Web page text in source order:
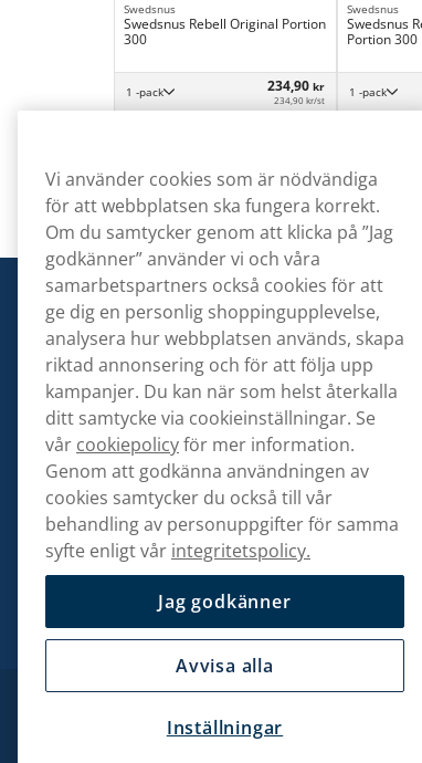
Swedsnus
Swedsnus Rebell Original Portion
300
1 -pack 234,90 kr
234,90 kr/st
Swedsnus
Swedsnus
Portion 300
1 -pack
Denna tobaksprodukt kan vara
hälsan och är
för personer under 18 år.
Kontakta oss
hej@snusbolaget.se
08 517 910 94
Mån-Tor 8.00-17.00 | Fre 9.00-17.00 |
Vi använder cookies som är nödvändiga
för att webbplatsen ska fungera korrekt.
Om du samtycker genom att klicka på ”Jag
godkänner” använder vi och våra
samarbetspartners också cookies för att
ge dig en personlig shoppingupplevelse,
analysera hur webbplatsen används, skapa
riktad annonsering och för att följa upp
kampanjer. Du kan när som helst återkalla
ditt samtycke via cookieinställningar. Se
vår cookiepolicyför mer information.
Genom att godkänna användningen av
cookies samtycker du också till vår
behandling av personuppgifter för samma
syfte enligt vår integritetspolicy.
Jag godkänner
Avvisa alla
Inställningar